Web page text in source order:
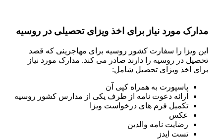
مدارک مورد نیاز برای اخذ ویزای تحصیلی در روسیه
این ویزا را سفارت کشور روسیه برای مهاجرینی که قصد
تحصیل در روسیه را دارند صادر می کند. مدارک مورد نیاز
برای اخذ ویزای تحصیل شامل:
پاسپورت به همراه کپی آن
ارائه دعوت نامه از طرف یکی از مدارس کشور روسیه
تکمیل فرم های درخواست ویزا
عکس
رضایت نامه والدین
تست ایدز